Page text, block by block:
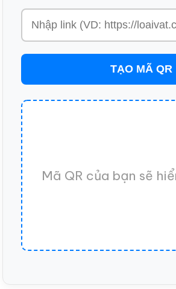
TẠO MÃ QR
Mã QR của bạn sẽ